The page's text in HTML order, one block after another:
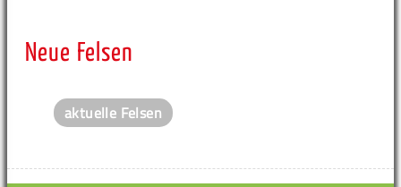
Neue Felsen
aktuelle Felsen